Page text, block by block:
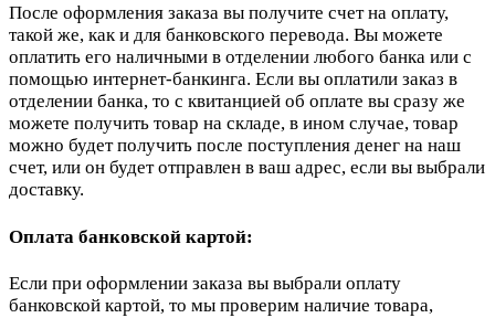
После оформления заказа вы получите счет на оплату,
такой же, как и для банковского перевода. Вы можете
оплатить его наличными в отделении любого банка или с
помощью интернет-банкинга. Если вы оплатили заказ в
отделении банка, то с квитанцией об оплате вы сразу же
можете получить товар на складе, в ином случае, товар
можно будет получить после поступления денег на наш
счет, или он будет отправлен в ваш адрес, если вы выбрали
доставку.
Оплата банковской картой:
Если при оформлении заказа вы выбрали оплату
банковской картой, то мы проверим наличие товара,